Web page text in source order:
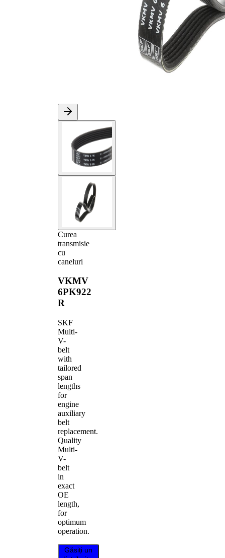
Curea
transmisie
cu
caneluri
VKMV
6PK922
R
SKF
Multi-
V-
belt
with
tailored
span
lengths
for
engine
auxiliary
belt
replacement.
Quality
Multi-
V-
belt
in
exact
OE
length,
for
optimum
operation.
Găsiți un